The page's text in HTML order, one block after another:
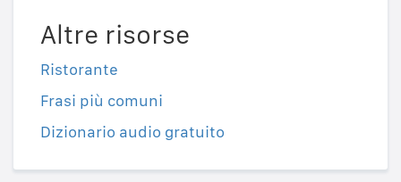
Altre risorse
Ristorante
Frasi più comuni
Dizionario audio gratuito